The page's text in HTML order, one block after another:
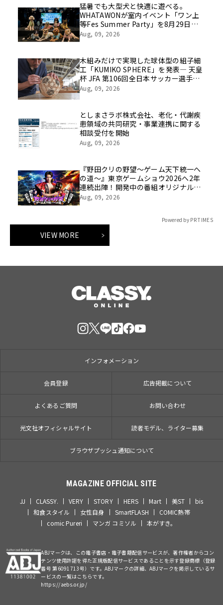
像を公開！
猛暑でも大型犬と快適に遊べる。
WHATAWONが室内イベント「ワン上
等Fes Summer Party」を8月29日開
催
Aug, 09, 2026
木組みだけで実現した球体型の組子細
工「KUMIKO SPHERE」を発表― 天皇
杯 JFA 第106回全日本サッカー選手権
大会の公式ビジュアルにも採用 ―
Aug, 09, 2026
としまさラボ株式会社、老化・代謝疾
患領域の共同研究・事業連携に関する
相談受付を開始
Aug, 09, 2026
『野田クリの野望～ゲーム天下統一へ
の道～』東京ゲームショウ2026へ2年
連続出陣！開発中の番組オリジナルゲ
ームを世界最速体験！失敗したら即
Aug, 09, 2026
Powered by PR TIMES
VIEW MORE
インフォメーション
会員登録 広告掲載について
よくあるご質問 お問い合わせ
光文社オフィシャルサイト 読者モデル、ライター募集
ブラウザプッシュ通知について
MAGAZINE OFFICIAL SITE
JJ CLASSY. VERY STORY HERS Mart 美ST
bis
和食スタイル
女性自身 SmartFLASH
COMIC熱帯
comic Pureri
マンガ コミソル 本がすき。
ABJマークは、この電子書店・電子書籍配信サービスが、著作権者からコン
テンツ使用許諾を得た正規版配信サービスであることを示す登録商標（登録
番号 第6091713号）です。ABJマークの詳細、ABJマークを掲示しているサ
ービスの一覧はこちらです。
https://aebs.or.jp/